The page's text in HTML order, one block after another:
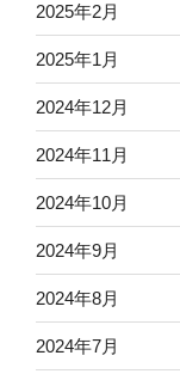
2025年2月
2025年1月
2024年12月
2024年11月
2024年10月
2024年9月
2024年8月
2024年7月